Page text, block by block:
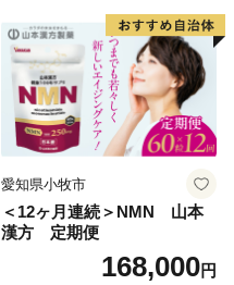
愛知県小牧市
＜12ヶ月連続＞NMN 山本
漢方 定期便
168,000円